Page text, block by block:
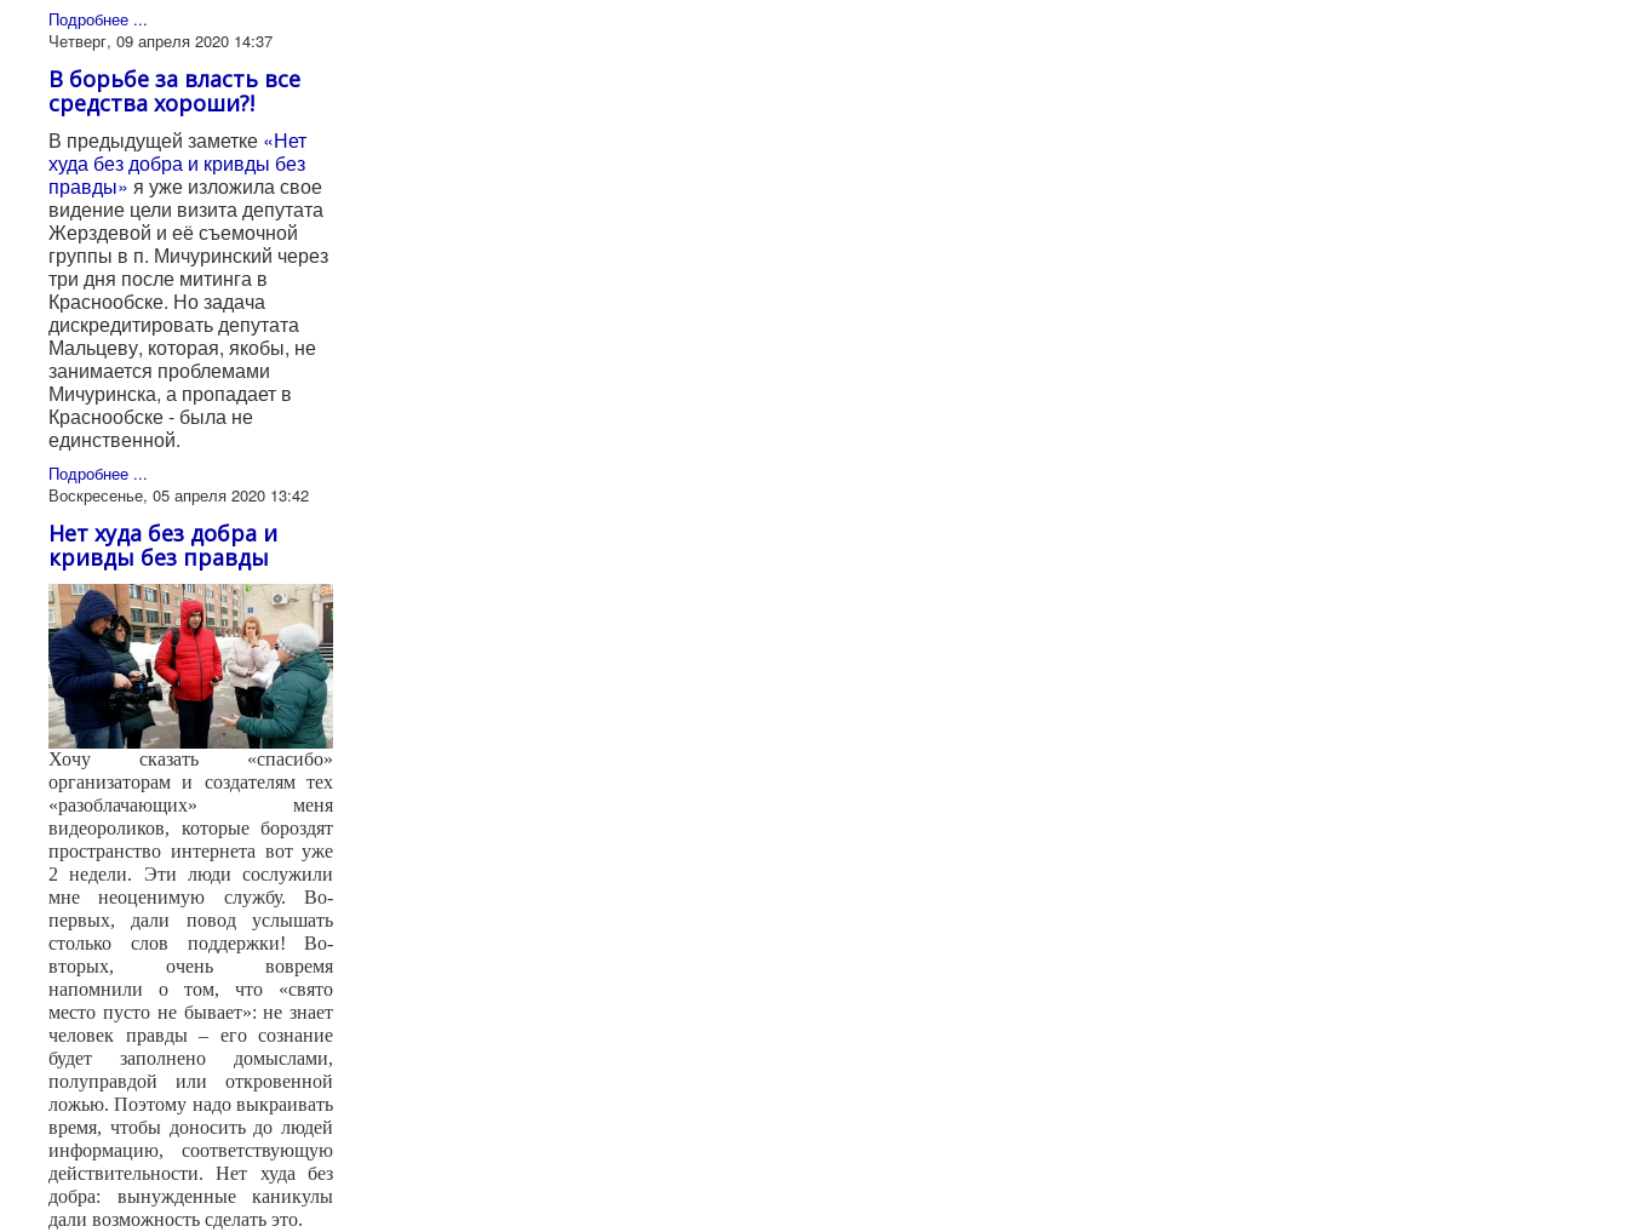
Подробнее ...
Четверг, 09 апреля 2020 14:37
В борьбе за власть все
средства хороши?!
В предыдущей заметке «Нет
худа без добра и кривды без
правды» я уже изложила свое
видение цели визита депутата
Жерздевой и её съемочной
группы в п. Мичуринский через
три дня после митинга в
Краснообске. Но задача
дискредитировать депутата
Мальцеву, которая, якобы, не
занимается проблемами
Мичуринска, а пропадает в
Краснообске - была не
единственной.
Подробнее ...
Воскресенье, 05 апреля 2020 13:42
Нет худа без добра и
кривды без правды
Хочу сказать «спасибо»
организаторам и создателям тех
«разоблачающих» меня
видеороликов, которые бороздят
пространство интернета вот уже
2 недели. Эти люди сослужили
мне неоценимую службу. Во-
первых, дали повод услышать
столько слов поддержки! Во-
вторых, очень вовремя
напомнили о том, что «свято
место пусто не бывает»: не знает
человек правды – его сознание
будет заполнено домыслами,
полуправдой или откровенной
ложью. Поэтому надо выкраивать
время, чтобы доносить до людей
информацию, соответствующую
действительности. Нет худа без
добра: вынужденные каникулы
дали возможность сделать это.